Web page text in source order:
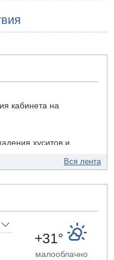
кабинета на
хуситов и
Вся лента
+31°
малооблачно